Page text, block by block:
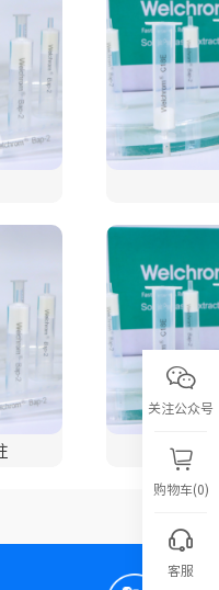
关注公众号
购物车(0)
客服